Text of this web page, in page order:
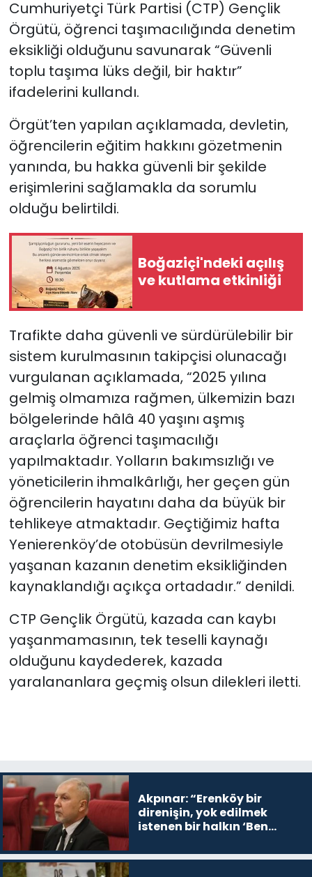
Cumhuriyetçi Türk Partisi (CTP) Gençlik
Örgütü, öğrenci taşımacılığında denetim
eksikliği olduğunu savunarak “Güvenli
toplu taşıma lüks değil, bir haktır”
ifadelerini kullandı.
Örgüt’ten yapılan açıklamada, devletin,
öğrencilerin eğitim hakkını gözetmenin
yanında, bu hakka güvenli bir şekilde
erişimlerini sağlamakla da sorumlu
olduğu belirtildi.
Boğaziçi'ndeki açılış
ve kutlama etkinliği
Trafikte daha güvenli ve sürdürülebilir bir
sistem kurulmasının takipçisi olunacağı
vurgulanan açıklamada, “2025 yılına
gelmiş olmamıza rağmen, ülkemizin bazı
bölgelerinde hâlâ 40 yaşını aşmış
araçlarla öğrenci taşımacılığı
yapılmaktadır. Yolların bakımsızlığı ve
yöneticilerin ihmalkârlığı, her geçen gün
öğrencilerin hayatını daha da büyük bir
tehlikeye atmaktadır. Geçtiğimiz hafta
Yenierenköy’de otobüsün devrilmesiyle
yaşanan kazanın denetim eksikliğinden
kaynaklandığı açıkça ortadadır.” denildi.
CTP Gençlik Örgütü, kazada can kaybı
yaşanmamasının, tek teselli kaynağı
olduğunu kaydederek, kazada
yaralananlara geçmiş olsun dilekleri iletti.
Akpınar: “Erenköy bir
direnişin, yok edilmek
istenen bir halkın ‘Ben
devam edeceğim’ dediği
SAĞLIK
Spor
TÜRKiYE
Video Galeri
YAŞAM
Yazarlar